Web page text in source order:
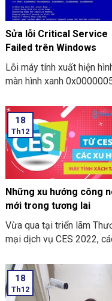
Sửa lỗi Critical Service
Failed trên Windows
Lỗi máy tính xuất hiện
màn hình xanh
làm sao, dưới đây là
lỗi Critical Service Failed
Windows đơn giản tại
18
Th12
Những xu hướng công
mới trong tương lai
Vừa qua tại triển lãm
mại dịch vụ CES 2022,
phải sở hữu các công
tiên tiến nhất, chắc rằng
được xem là tiêu chuẩn
18
Th12